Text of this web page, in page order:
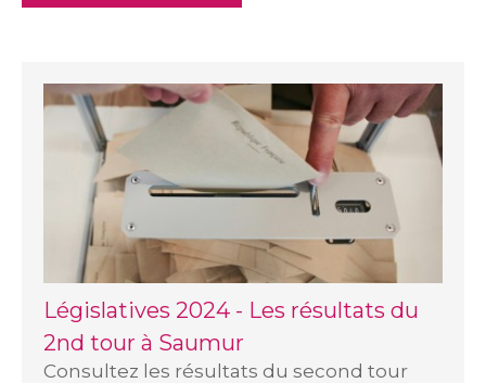
Législatives 2024 - Les résultats du
2nd tour à Saumur
Consultez les résultats du second tour